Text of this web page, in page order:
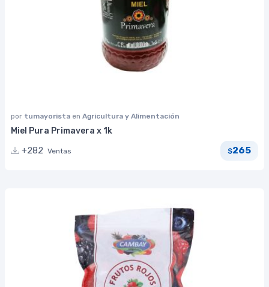
por tumayorista en Agricultura y Alimentación
Miel Pura Primavera x 1k
+282 Ventas $265